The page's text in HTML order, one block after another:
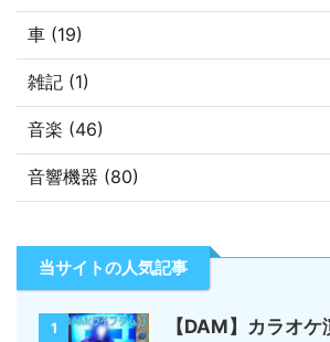
車 (19)
雑記 (1)
音楽 (46)
音響機器 (80)
当サイトの人気記事
1
【DAM】カラオ